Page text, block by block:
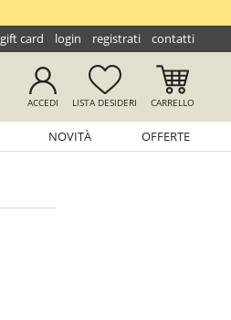
gift card login registrati contatti
ACCEDI LISTADESIDERI CARRELLO
NOVITÀ OFFERTE